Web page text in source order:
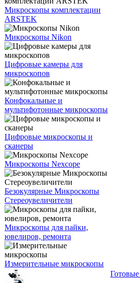
Микроскопы комплектации
ARSTEK
Микроскопы Nikon
Цифровые камеры для
микроскопов
Конфокальные и
мультифотонные микроскопы
Цифровые микроскопы и
сканеры
Микроскопы Nexcope
Безокулярные Микроскопы
Стереоувеличители
Микроскопы для пайки,
ювелиров, ремонта
Измерительные микроскопы